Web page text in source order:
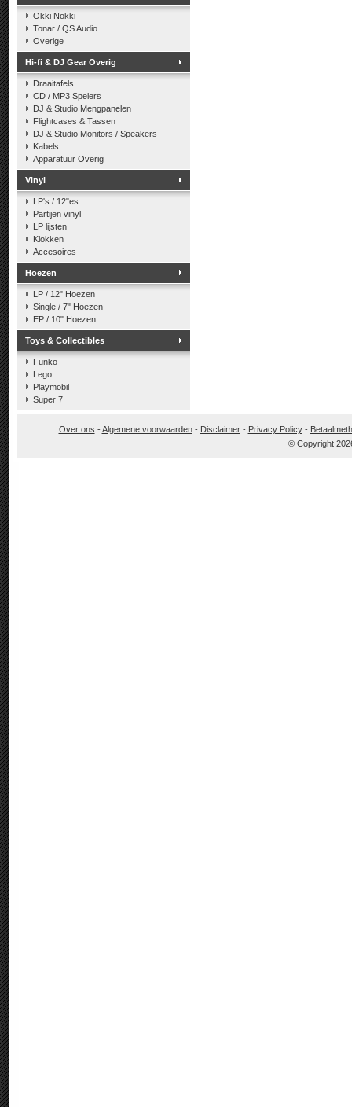
Okki Nokki
Tonar / QS Audio
Overige
Hi-fi & DJ Gear Overig
Draaitafels
CD / MP3 Spelers
DJ & Studio Mengpanelen
Flightcases & Tassen
DJ & Studio Monitors / Speakers
Kabels
Apparatuur Overig
Vinyl
LP's / 12"es
Partijen vinyl
LP lijsten
Klokken
Accesoires
Hoezen
LP / 12" Hoezen
Single / 7" Hoezen
EP / 10" Hoezen
Toys & Collectibles
Funko
Lego
Playmobil
Super 7
Over ons -Algemene voorwaarden- Disclaimer- Privacy Policy-
© Copyright